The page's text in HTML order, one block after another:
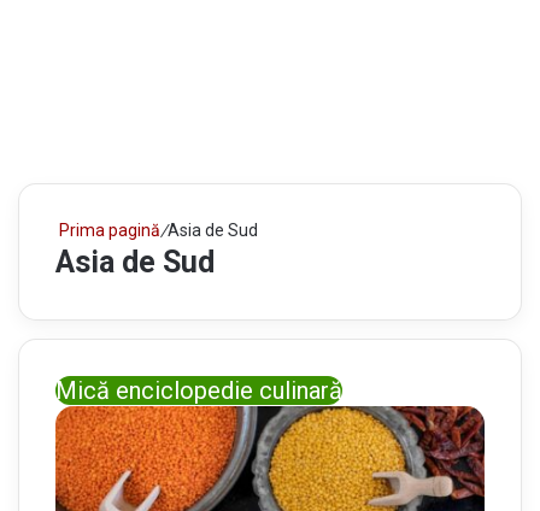
Prima pagină/Asia de Sud
Asia de Sud
Mică enciclopedie culinară